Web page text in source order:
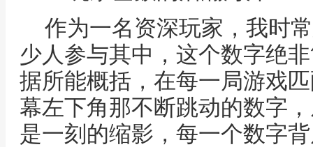
作为一名资深玩家，我时
少人参与其中，这个数字绝
据所能概括，在每一局游戏
幕左下角那不断跳动的数字
是一刻的缩影，每一个数字